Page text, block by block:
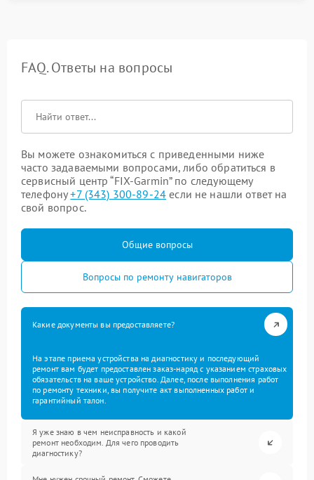
FAQ. Ответы на вопросы
Вы можете ознакомиться с приведенными ниже
часто задаваемыми вопросами, либо обратиться в
сервисный центр “FIX-Garmin” по следующему
телефону+7 (343) 300-89-24 если не нашли ответ на
свой вопрос.
Общие вопросы
Вопросы по ремонту навигаторов
Какие документы вы предоставляете?
На этапе приема устройства на диагностику и последующий
ремонт вам будет предоставлен заказ-наряд с указанием страховых
обязательств на ваше устройство. Далее, после выполнения работ
по ремонту техники, вы получите акт выполненных работ и
гарантийный талон.
Я уже знаю в чем неисправность и какой
ремонт необходим. Для чего проводить
диагностику?